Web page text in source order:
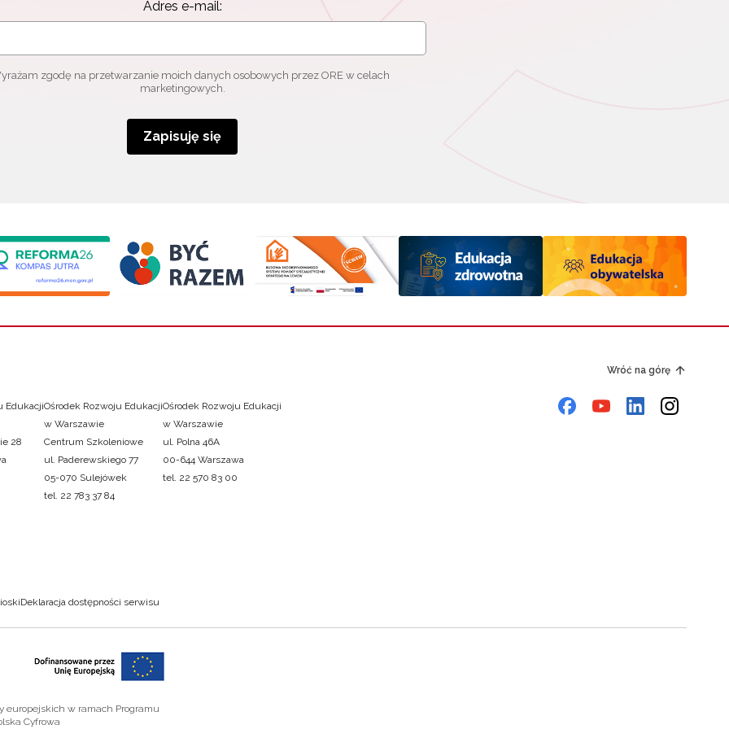
Adres e-mail:
zgodę na przetwarzanie moich danych osobowych przez ORE w celach
marketingowych.
Zapisuję się
Wróć na górę
Edukacji
28
Ośrodek Rozwoju Edukacji
w Warszawie
Centrum Szkoleniowe
ul. Paderewskiego 77
05-070 Sulejówek
tel. 22 783 37 84
Ośrodek Rozwoju Edukacji
w Warszawie
ul. Polna 46A
00-644 Warszawa
tel. 22 570 83 00
Deklaracja dostępności serwisu
europejskich w ramach Programu
Cyfrowa